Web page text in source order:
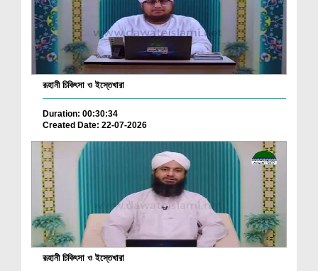
রূহানী চিকিৎসা ও ইস্তেখারা
Duration: 00:30:34
Created Date: 22-07-2026
রূহানী চিকিৎসা ও ইস্তেখারা